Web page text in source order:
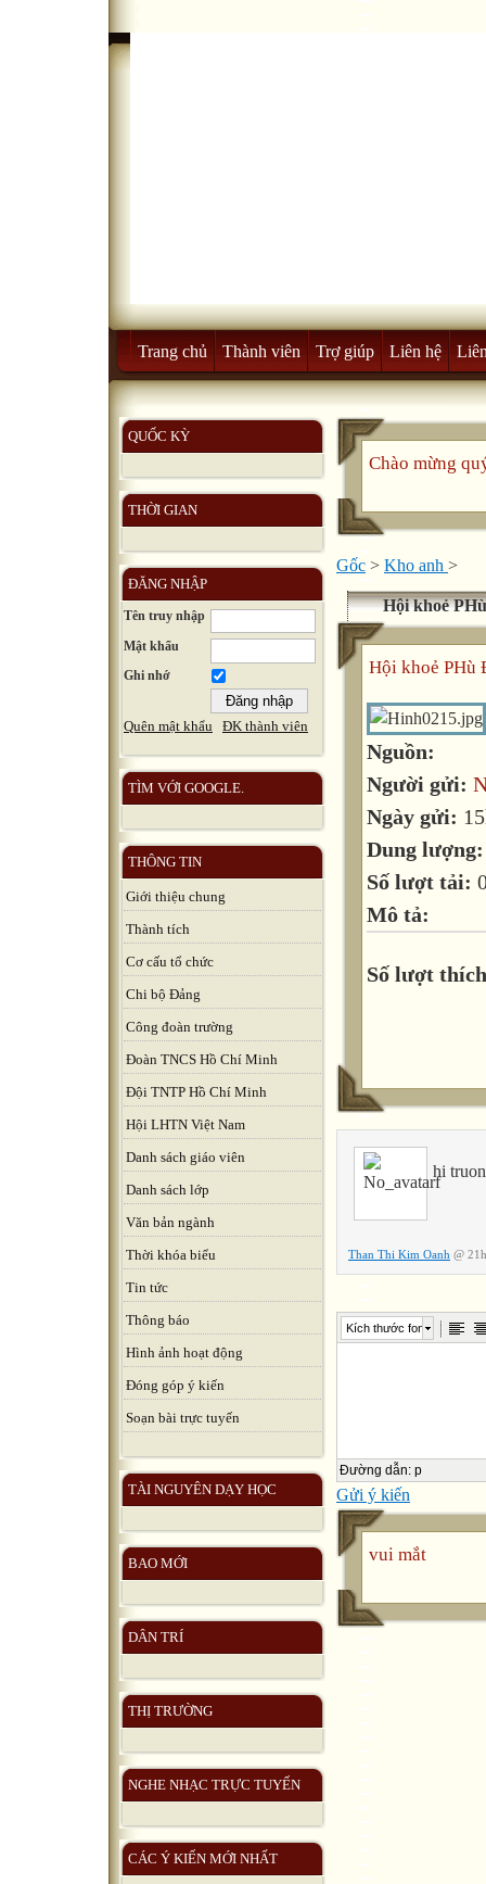
Trang chủ Thành viên Trợ giúp Liên hệ
QUỐC KỲ
THỜI GIAN
ĐĂNG NHẬP
Tên truy nhập
Mật khẩu
Ghi nhớ
Quên mật khẩu ĐK thành viên
TÌM VỚI GOOGLE.
THÔNG TIN
Giới thiệu chung
Thành tích
Cơ cấu tổ chức
Chi bộ Đảng
Công đoàn trường
Đoàn TNCS Hồ Chí Minh
Đội TNTP Hồ Chí Minh
Hội LHTN Việt Nam
Danh sách giáo viên
Danh sách lớp
Văn bản ngành
Thời khóa biểu
Tin tức
Thông báo
Hình ảnh hoạt động
Đóng góp ý kiến
Soạn bài trực tuyến
TÀI NGUYÊN DẠY HỌC
BAO MỚI
DÂN TRÍ
THỊ TRƯỜNG
NGHE NHẠC TRỰC TUYẾN
CÁC Ý KIẾN MỚI NHẤT
Chào mừng
Gốc > Kho anh >
Hội khoẻ
Hội khoẻ PHù
Nguồn:
Người gửi:
Ngày gửi:
Dung
Số lượt tải:
Mô tả:
Số lượt
hi
Than Thi Kim Oanh @
Kích thước font
Đường dẫn: p
Gửi ý kiến
vui mắt